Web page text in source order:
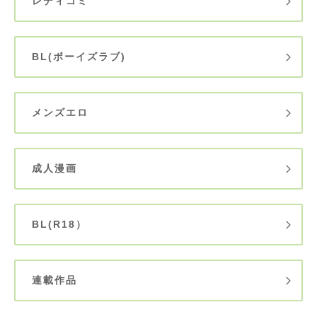
BL(ボーイズラブ)
メンズエロ
成人漫画
BL(R18）
連載作品